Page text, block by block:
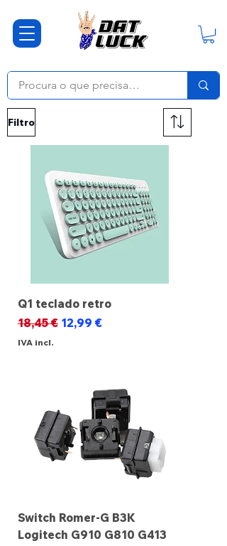
Filtro
Q1 teclado retro
Preço normal
18,45 € Preço promocional
12,99 €
IVA incl.
Switch Romer-G B3K
Logitech G910 G810 G413